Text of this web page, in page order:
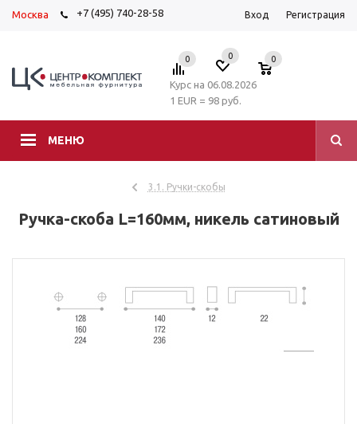
Москва +7 (495) 740-28-58 Вход Регистрация
МЕНЮ
0 0 0
Курс на 06.08.2026
1 EUR = 98 руб.
3.1. Ручки-скобы
Ручка-скоба L=160мм, никель сатиновый